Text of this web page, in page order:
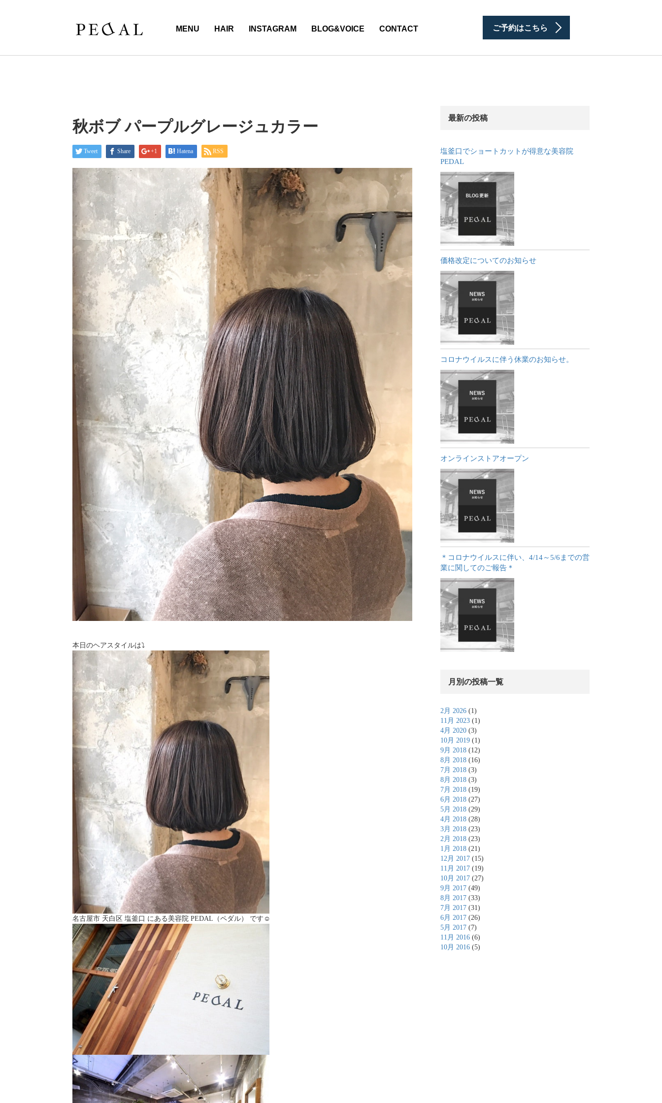
MENU HAIR INSTAGRAM BLOG&VOICE CONTACT ご予約はこちら
秋ボブ パープルグレージュカラー
Tweet Share +1 Hatena RSS
本日のヘアスタイルは⤵︎
名古屋市 天白区 塩釜口 にある美容院 PEDAL（ペダル） です☺︎
最新の投稿
塩釜口でショートカットが得意な美容院
PEDAL
価格改定についてのお知らせ
コロナウイルスに伴う休業のお知らせ。
オンラインストアオープン
＊コロナウイルスに伴い、4/14～5/6までの営
業に関してのご報告＊
月別の投稿一覧
2月 2026 (1)
11月 2023 (1)
4月 2020 (3)
10月 2019 (1)
9月 2018 (12)
8月 2018 (16)
7月 2018 (3)
8月 2018 (3)
7月 2018 (19)
6月 2018 (27)
5月 2018 (29)
4月 2018 (28)
3月 2018 (23)
2月 2018 (23)
1月 2018 (21)
12月 2017 (15)
11月 2017 (19)
10月 2017 (27)
9月 2017 (49)
8月 2017 (33)
7月 2017 (31)
6月 2017 (26)
5月 2017 (7)
11月 2016 (6)
10月 2016 (5)